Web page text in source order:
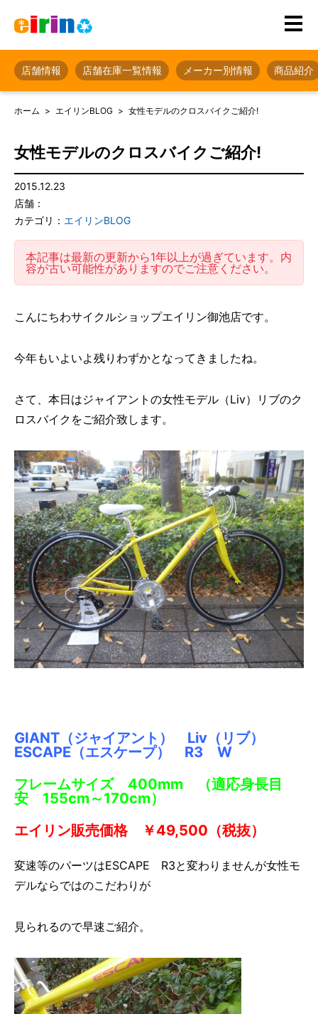
店舗情報 店舗在庫一覧情報 メーカー別情報 商品紹介
ホーム エイリンBLOG 女性モデルのクロスバイクご紹介!
女性モデルのクロスバイクご紹介!
2015.12.23
店舗：
カテゴリ： エイリンBLOG
本記事は最新の更新から1年以上が過ぎています。内
容が古い可能性がありますのでご注意ください。
こんにちわサイクルショップエイリン御池店です。
今年もいよいよ残りわずかとなってきましたね。
さて、本日はジャイアントの女性モデル（Liv）リブのク
ロスバイクをご紹介致します。
GIANT（ジャイアント） Liv（リブ）
ESCAPE（エスケープ） R3 W
フレームサイズ 400mm （適応身長目
安 155cm～170cm）
エイリン販売価格 ￥49,500（税抜）
変速等のパーツはESCAPE R3と変わりませんが女性モ
デルならではのこだわりが
見られるので早速ご紹介。